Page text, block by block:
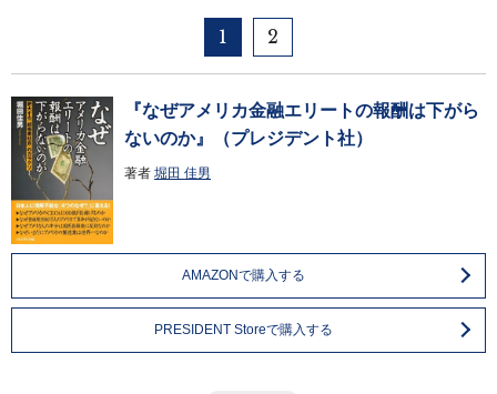
1 2
『なぜアメリカ金融エリートの報酬は下がら
ないのか』（プレジデント社）
著者 堀田 佳男
AMAZONで購入する
PRESIDENT Storeで購入する